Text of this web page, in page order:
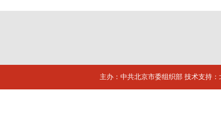
主办：中共北京市委组织部 技术支持